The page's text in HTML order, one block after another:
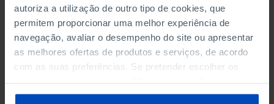
autoriza a utilização de outro tipo de cookies, que
permitem proporcionar uma melhor experiência de
navegação, avaliar o desempenho do site ou apresentar
as melhores ofertas de produtos e serviços, de acordo
com as suas preferências. Se pretender escolher os
sobre cookies através da gestão de preferências ou da
QUATRO MAIORES EMPRESAS
DO MUNICÍPIO (%)
QUATRO MAIORES EMPRESAS
DO MUNICÍPIO (%)
-
BANCOS, CAIXAS ECONÓMICAS
BANCOS, CAIXAS ECONÓMICAS
CAIXAS DE CRÉDITO AGRÍCOLA
CAIXAS DE CRÉDITO AGRÍCOLA